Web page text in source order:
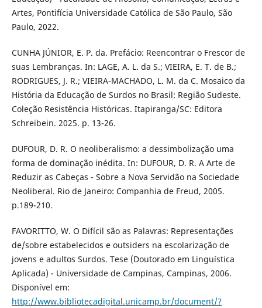
Artes, Pontifícia Universidade Católica de São Paulo, São
Paulo, 2022.
CUNHA JÚNIOR, E. P. da. Prefácio: Reencontrar o Frescor de
suas Lembranças. In: LAGE, A. L. da S.; VIEIRA, E. T. de B.;
RODRIGUES, J. R.; VIEIRA-MACHADO, L. M. da C. Mosaico da
História da Educação de Surdos no Brasil: Região Sudeste.
Coleção Resistência Históricas. Itapiranga/SC: Editora
Schreibein. 2025. p. 13-26.
DUFOUR, D. R. O neoliberalismo: a dessimbolização uma
forma de dominação inédita. In: DUFOUR, D. R. A Arte de
Reduzir as Cabeças - Sobre a Nova Servidão na Sociedade
Neoliberal. Rio de Janeiro: Companhia de Freud, 2005.
p.189-210.
FAVORITTO, W. O Difícil são as Palavras: Representações
de/sobre estabelecidos e outsiders na escolarização de
jovens e adultos Surdos. Tese (Doutorado em Linguística
Aplicada) - Universidade de Campinas, Campinas, 2006.
Disponível em:
http://www.bibliotecadigital.unicamp.br/document/?